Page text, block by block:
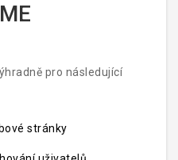
pro následující
stránky